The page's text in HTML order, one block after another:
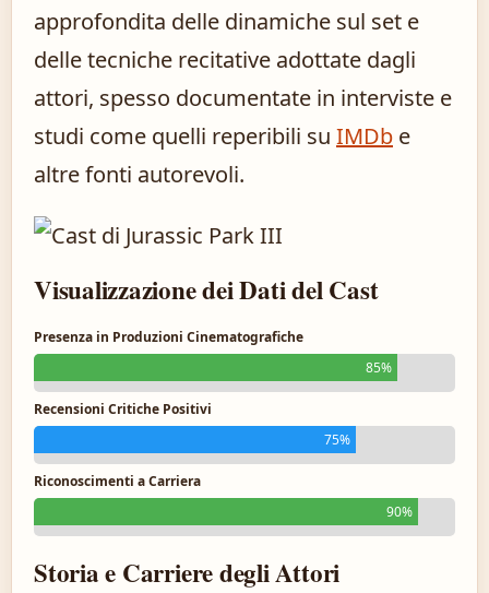
approfondita delle dinamiche sul set e
delle tecniche recitative adottate dagli
attori, spesso documentate in interviste e
studi come quelli reperibili su IMDb e
altre fonti autorevoli.
Visualizzazione dei Dati del Cast
Presenza in Produzioni Cinematografiche
85%
Recensioni Critiche Positivi
75%
Riconoscimenti a Carriera
90%
Storia e Carriere degli Attori